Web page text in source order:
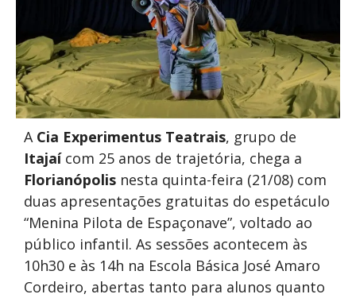
A Cia Experimentus Teatrais, grupo de
Itajaícom 25 anos de trajetória, chega a
Florianópolis nesta quinta-feira (21/08) com
duas apresentações gratuitas do espetáculo
“Menina Pilota de Espaçonave”, voltado ao
público infantil. As sessões acontecem às
10h30 e às 14h na Escola Básica José Amaro
Cordeiro, abertas tanto para alunos quanto